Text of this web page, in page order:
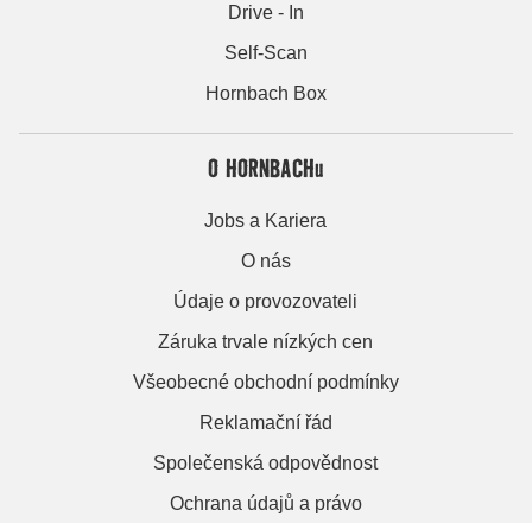
Drive - In
Self-Scan
Hornbach Box
O HORNBACHu
Jobs a Kariera
O nás
Údaje o provozovateli
Záruka trvale nízkých cen
Všeobecné obchodní podmínky
Reklamační řád
Společenská odpovědnost
Ochrana údajů a právo